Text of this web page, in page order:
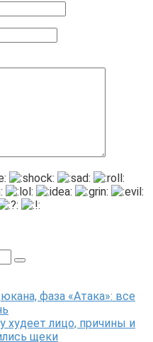
фаза «Атака»: все
худеет лицо, причины и
щеки